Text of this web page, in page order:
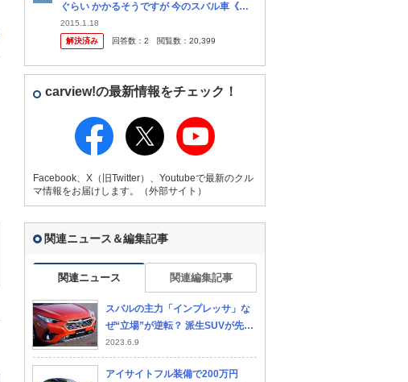
ぐらい かかるそうですが 今のスバル車《比
較的年式の新しい車》にも タイミングベルト
交換がありますか？
2015.1.18
解決済み
回答数： 2 閲覧数： 20,399
carview!の最新情報をチェック！
Facebook、X（旧Twitter）、Youtubeで最新のクル
マ情報をお届けします。（外部サイト）
関連ニュース＆編集記事
関連ニュース 関連編集記事
スバルの主力「インプレッサ」な
ぜ“立場”が逆転？ 派生SUVが先に
登場し、セダンが廃止された事情
とは
2023.6.9
アイサイトフル装備で200万円